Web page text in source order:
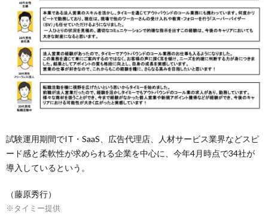
試験運用期間でIT・SaaS、広告代理店、人材サービス業界などスピ
ード感と柔軟性が求められる企業を中心に、今年4月時点で34社が
導入しているという。
（藤原秀行）
※タイミー提供